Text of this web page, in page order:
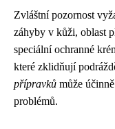
Zvláštní pozornost
záhyby v kůži, oblast
speciální ochranné
které zklidňují
přípravků může
problémů.